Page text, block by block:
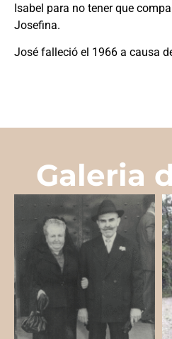
Isabel para no tener que
Josefina.
José falleció el 1966 a causa
Galeria